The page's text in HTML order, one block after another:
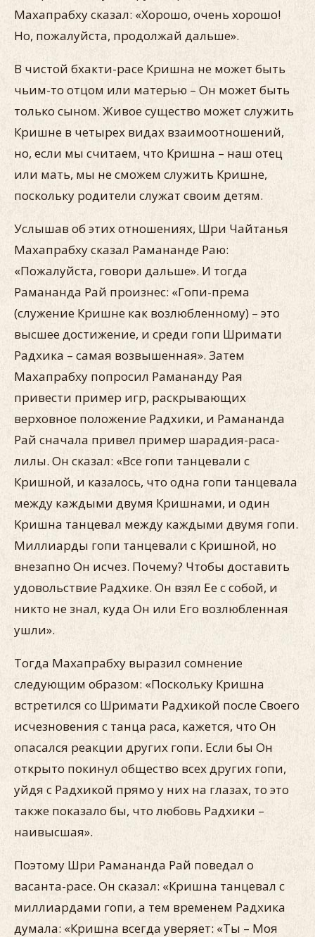
Махапрабху сказал: «Хорошо, очень хорошо!
Но, пожалуйста, продолжай дальше».
В чистой бхакти-расе Кришна не может быть
чьим-то отцом или матерью – Он может быть
только сыном. Живое существо может служить
Кришне в четырех видах взаимоотношений,
но, если мы считаем, что Кришна – наш отец
или мать, мы не сможем служить Кришне,
поскольку родители служат своим детям.
Услышав об этих отношениях, Шри Чайтанья
Махапрабху сказал Рамананде Раю:
«Пожалуйста, говори дальше». И тогда
Рамананда Рай произнес: «Гопи-према
(служение Кришне как возлюбленному) – это
высшее достижение, и среди гопи Шримати
Радхика – самая возвышенная». Затем
Махапрабху попросил Рамананду Рая
привести пример игр, раскрывающих
верховное положение Радхики, и Рамананда
Рай сначала привел пример шарадия-раса-
лилы. Он сказал: «Все гопи танцевали с
Кришной, и казалось, что одна гопи танцевала
между каждыми двумя Кришнами, и один
Kришна танцевал между каждыми двумя гопи.
Миллиарды гопи танцевали с Kришной, но
внезапно Он исчез. Почему? Чтобы доставить
удовольствие Радхике. Он взял Ее с собой, и
никто не знал, куда Он или Его возлюбленная
ушли».
Тогда Махапрабху выразил сомнение
следующим образом: «Поскольку Кришна
встретился со Шримати Радхикой после Своего
исчезновения с танца раса, кажется, что Он
опасался реакции других гопи. Если бы Он
открыто покинул общество всех других гопи,
уйдя с Радхикой прямо у них на глазах, то это
также показало бы, что любовь Радхики –
наивысшая».
Поэтому Шри Рамананда Рай поведал о
васанта-расе. Он сказал: «Кришна танцевал с
миллиардами гопи, а тем временем Радхика
думала: «Кришна всегда уверяет: «Ты – Моя